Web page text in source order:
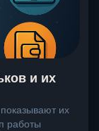
и их
их
работы